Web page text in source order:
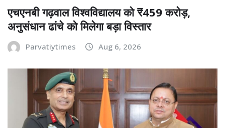
एचएनबी गढ़वाल विश्वविद्यालय को ₹459 करोड़,
अनुसंधान ढांचे को मिलेगा बड़ा विस्तार
Parvatiytimes Aug 6, 2026